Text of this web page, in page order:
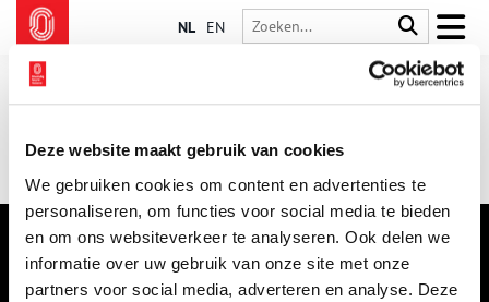
Deze website maakt gebruik van cookies
We gebruiken cookies om content en advertenties te
personaliseren, om functies voor social media te bieden
en om ons websiteverkeer te analyseren. Ook delen we
informatie over uw gebruik van onze site met onze
partners voor social media, adverteren en analyse. Deze
NL EN
VERHALEN